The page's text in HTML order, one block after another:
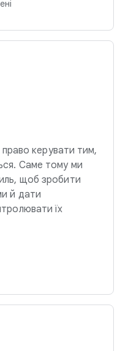
право керувати тим,
Саме тому ми
щоб зробити
й дати
їх